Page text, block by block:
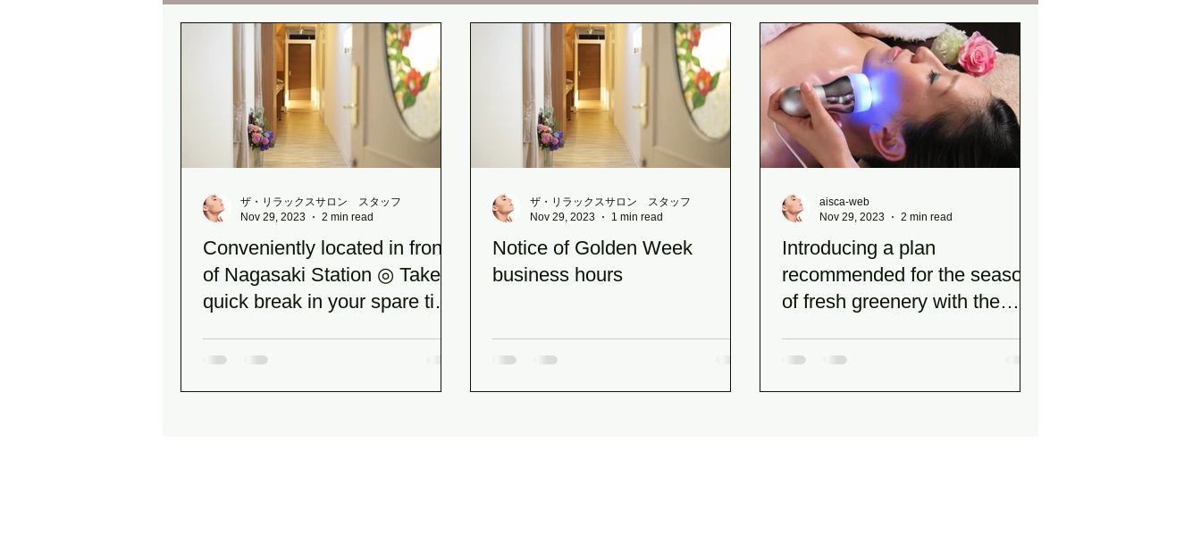
スタッフおススメ ブライダルメニュー 男性のお客様 パラボラ痩身法
Conveniently located in front
of Nagasaki Station ◎ Take a
quick break in your spare time
ザ・リラックスサロン スタッフ
Nov 29, 2023
2 min read
Notice of Golden Week
business hours
ザ・リラックスサロン スタッフ
Nov 29, 2023
1 min read
Introducing a plan
recommended for the season
of fresh greenery with the
aisca-web
Nov 29, 2023
2 min read